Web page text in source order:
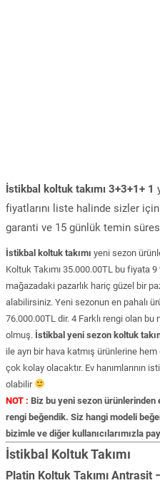
İstikbal koltuk takımı 3+3+1+ 1
fiyatlarını liste halinde sizler için
garanti ve 15 günlük temin
İstikbal koltuk takımı yeni sezon
Koltuk Takımı 35.000.00TL bu fiyata
mağazadaki pazarlık hariç güzel bir
alabilirsiniz. Yeni sezonun en pahalı
76.000.00TL dir. 4 Farklı rengi olan
olmuş. İstikbal yeni sezon koltuk
ile ayrı bir hava katmış ürünlerine
çok kolay olacaktır. Ev hanımlarının
olabilir
NOT : Biz bu yeni sezon ürünlerinden
rengi beğendik. Siz hangi modeli
bizimle ve diğer kullanıcılarımızla
İstikbal Koltuk Takımı
Platin Koltuk Takımı Antrasit